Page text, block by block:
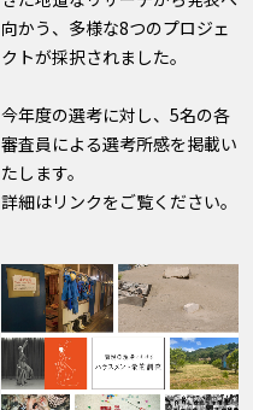
向かう、多様な8つのプロジェ
クトが採択されました。
今年度の選考に対し、5名の各
審査員による選考所感を掲載い
たします。
詳細はリンクをご覧ください。